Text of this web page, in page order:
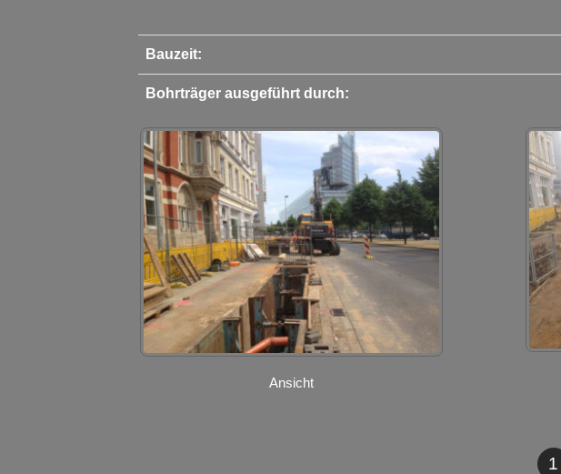
Bauzeit:
Bohrträger ausgeführt durch:
Ansicht
1